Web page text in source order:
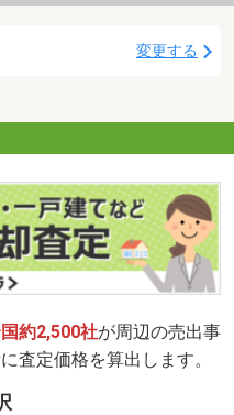
変更する
約2,500社が周辺の売出事
査定価格を算出します。